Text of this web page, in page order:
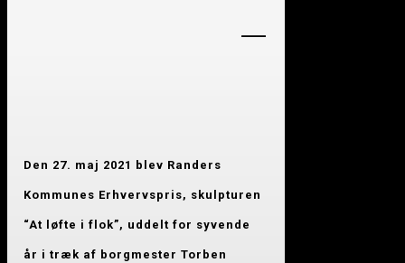
—
Den 27. maj 2021 blev Randers
Kommunes Erhvervspris, skulpturen
“At løfte i flok”, uddelt for syvende
år i træk af borgmester Torben